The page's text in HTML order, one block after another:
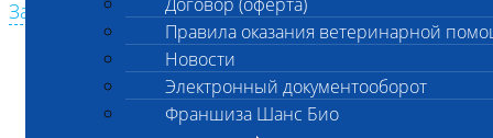
Заказать звонок с сайта
Правила оказания ветеринарной
Новости
Электронный документооборот
Франшиза Шанс Био
Главная страница
Анализы и цены
ПАТАНАТОМИЯ
Патанатомическое вскрытие СХ животных и птиц до 3-х кг с